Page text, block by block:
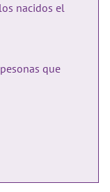
nacidos el
que